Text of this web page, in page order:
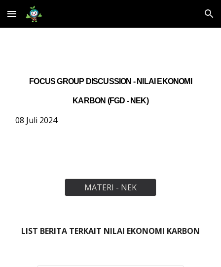
Skip to main content Skip to navigation
FOCUS GROUP DISCUSSION - NILAI EKONOMI
KARBON (FGD - NEK)
08 Juli 2024
MATERI - NEK
LIST BERITA TERKAIT NILAI EKONOMI KARBON